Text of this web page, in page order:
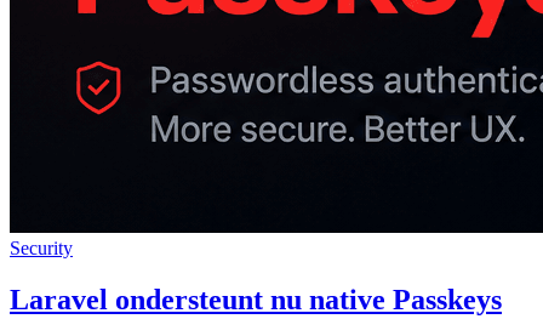
Security
Laravel ondersteunt nu native Passkeys